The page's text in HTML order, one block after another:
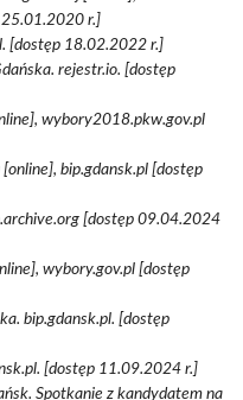
25.01.2020 r.]
[dostęp 18.02.2022 r.]
rejestr.io. [dostęp
wybory2018.pkw.gov.pl
bip.gdansk.pl [dostęp
[dostęp 09.04.2024
wybory.gov.pl [dostęp
bip.gdansk.pl. [dostęp
[dostęp 11.09.2024 r.]
Spotkanie z kandydatem na